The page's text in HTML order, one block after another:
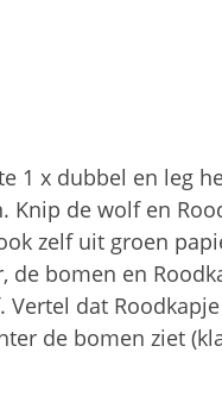
1 x dubbel en leg
Knip de wolf en
zelf uit groen
bomen en
dat
de bomen ziet